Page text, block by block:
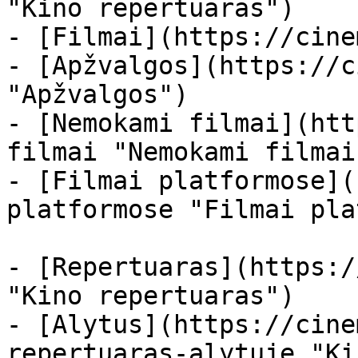
"Kino repertuaras")
- [Filmai](https://
- [Apžvalgos](https://
"Apžvalgos")
- [Nemokami
filmai "Nemokami
- [Filmai
platformose "Filmai
-
"Kino repertuaras")
- [Alytus](https://